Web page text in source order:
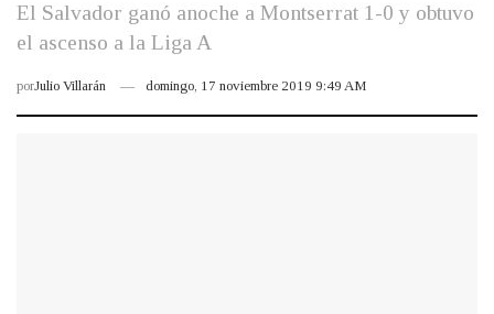
El Salvador ganó anoche a Montserrat 1-0 y obtuvo
el ascenso a la Liga A
porJulio Villarán domingo, 17 noviembre 2019 9:49 AM